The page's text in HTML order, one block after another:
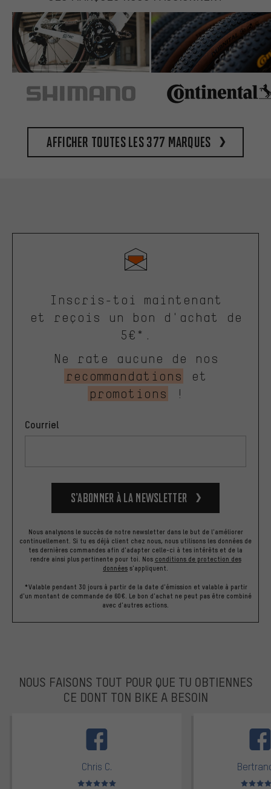
Afficher toutes les 377 marques
Inscris-toi maintenant
et reçois un bon d'achat de
5€*.
Ne rate aucune de nos
recommandations
et
promotions
!
Courriel
S’abonner à la newsletter
Nous analysons le succès de notre newsletter dans le but de l'améliorer
continuellement. Si tu es déjà client chez nous, nous utilisons les données de
tes dernières commandes afin d'adapter celle-ci à tes intérêts et de la
rendre ainsi plus pertinente pour toi. Nos conditions de protection des
données s'appliquent.
*Valable pendant 30 jours à partir de la date d'émission et valable à partir
d'un montant de commande de 60€. Le bon d'achat ne peut pas être combiné
avec d'autres actions.
NOUS FAISONS TOUT POUR QUE TU OBTIENNES
CE DONT TON BIKE A BESOIN
Chris C.
Note moyenne : 5 sur 5 Note